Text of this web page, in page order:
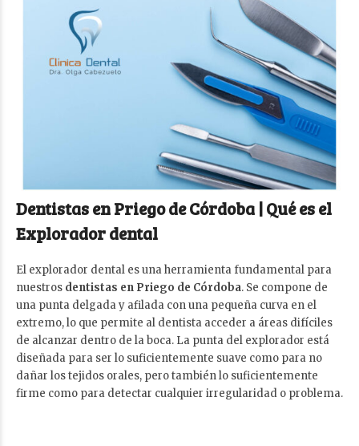
Dentistas en Priego de Córdoba | Qué es el
Explorador dental
El explorador dental es una herramienta fundamental para
nuestros dentistas en Priego de Córdoba. Se compone de
una punta delgada y afilada con una pequeña curva en el
extremo, lo que permite al dentista acceder a áreas difíciles
de alcanzar dentro de la boca. La punta del explorador está
diseñada para ser lo suficientemente suave como para no
dañar los tejidos orales, pero también lo suficientemente
firme como para detectar cualquier irregularidad o problema.